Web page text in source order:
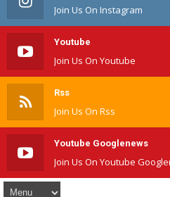
Join Us On Instagram
Youtube
Join Us On Youtube
Rss
Join Us On Rss
Youtube Googlenews
Join Us On Youtube